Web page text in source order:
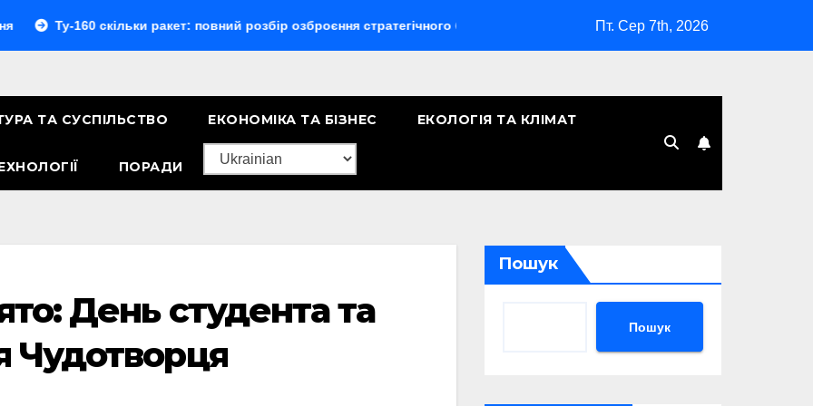
160 скільки ракет: повний розбір озброєння стратегічного бомбардувальника Скільки років Києву: символічна
Пт. Сер 7th, 2026
ТА СУСПІЛЬСТВО ЕКОНОМІКА ТА БІЗНЕС ЕКОЛОГІЯ ТА КЛІМАТ
ПОРАДИ
День студента та
Чудотворця
Пошук
Пошук